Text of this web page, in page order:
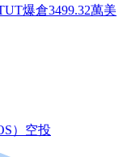
爆倉3499.32萬美
）空投